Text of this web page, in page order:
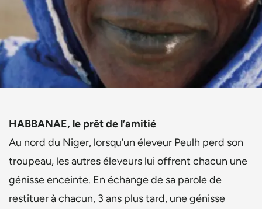
HABBANAE, le prêt de l’amitié
Au nord du Niger, lorsqu’un éleveur Peulh perd son
troupeau, les autres éleveurs lui offrent chacun une
génisse enceinte. En échange de sa parole de
restituer à chacun, 3 ans plus tard, une génisse